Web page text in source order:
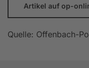
Artikel auf op-
Quelle: Offenbach-